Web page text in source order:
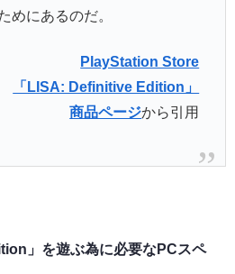
にあるのだ。
PlayStation Store
「LISA: Definitive Edition」
商品ページから引用
」を遊ぶ為に必要なPCスペ